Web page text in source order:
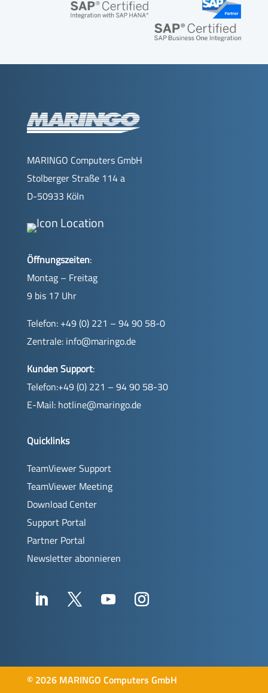
MARINGO Computers GmbH
Stolberger Straße 114 a
D-50933 Köln
Öffnungszeiten:
Montag – Freitag
9 bis 17 Uhr
Telefon: +49 (0) 221 – 94 90 58-0
Zentrale: info@maringo.de
Kunden Support:
Telefon:+49 (0) 221 – 94 90 58-30
E-Mail: hotline@maringo.de
Quicklinks
TeamViewer Support
TeamViewer Meeting
Download Center
Support Portal
Partner Portal
Newsletter abonnieren
© 2026 MARINGO Computers GmbH